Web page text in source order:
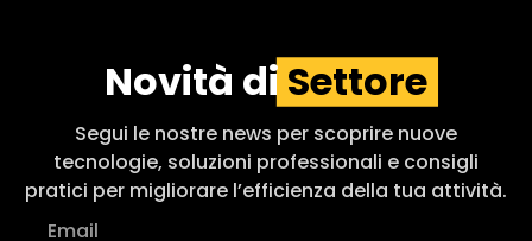
Novità di Settore
Segui le nostre news per scoprire nuove
tecnologie, soluzioni professionali e consigli
pratici per migliorare l’efficienza della tua attività.